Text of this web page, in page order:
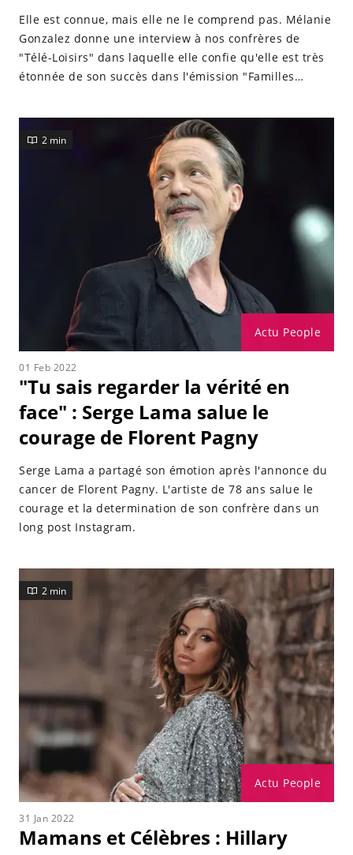
Elle est connue, mais elle ne le comprend pas. Mélanie
Gonzalez donne une interview à nos confrères de
"Télé-Loisirs" dans laquelle elle confie qu'elle est très
étonnée de son succès dans l'émission "Familles
Actu People
2 min
01 Feb 2022
"Tu sais regarder la vérité en
face" : Serge Lama salue le
courage de Florent Pagny
Serge Lama a partagé son émotion après l'annonce du
cancer de Florent Pagny. L'artiste de 78 ans salue le
courage et la determination de son confrère dans un
long post Instagram.
Actu People
2 min
31 Jan 2022
Mamans et Célèbres : Hillary